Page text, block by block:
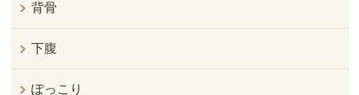
背骨
下腹
ぽっこり